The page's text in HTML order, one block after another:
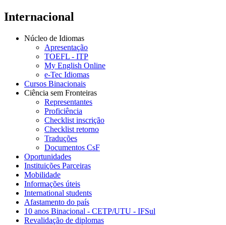
Internacional
Núcleo de Idiomas
Apresentação
TOEFL - ITP
My English Online
e-Tec Idiomas
Cursos Binacionais
Ciência sem Fronteiras
Representantes
Proficiência
Checklist inscrição
Checklist retorno
Traduções
Documentos CsF
Oportunidades
Instituições Parceiras
Mobilidade
Informações úteis
International students
Afastamento do país
10 anos Binacional - CETP/UTU - IFSul
Revalidação de diplomas